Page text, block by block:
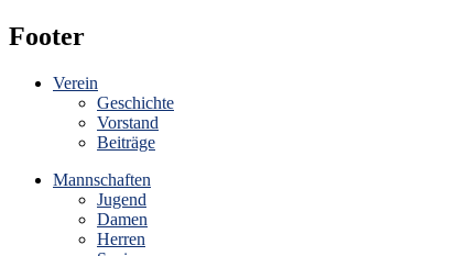
Footer
Verein
Geschichte
Vorstand
Beiträge
Mannschaften
Jugend
Damen
Herren